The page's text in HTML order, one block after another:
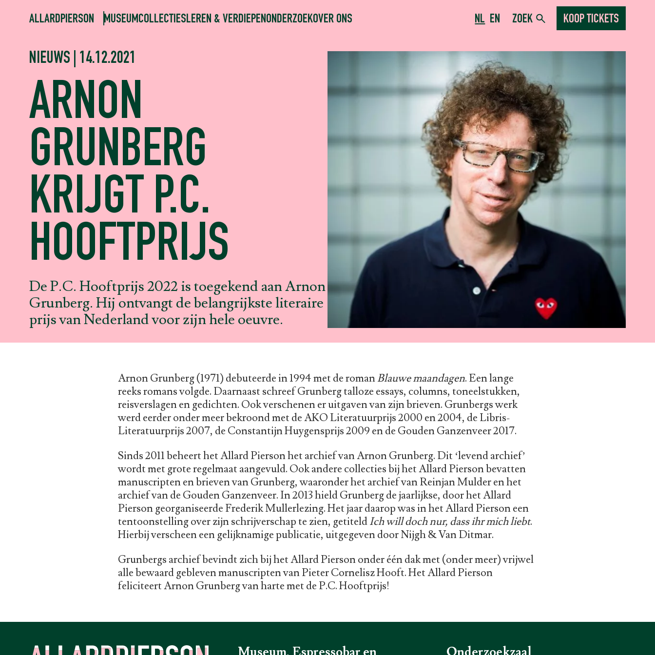
ALLARDPIERSON MUSEUMCOLLECTIESLEREN & VERDIEPENONDERZOEKOVER ONS NL EN ZOEK KOOP TICKETS
NIEUWS | 14.12.2021
ARNON
GRUNBERG
KRIJGT P.C.
HOOFTPRIJS
De P.C. Hooftprijs 2022 is toegekend aan Arnon
Grunberg. Hij ontvangt de belangrijkste literaire
prijs van Nederland voor zijn hele oeuvre.
Arnon Grunberg (1971) debuteerde in 1994 met de romanBlauwe maandagen. Een lange
reeks romans volgde. Daarnaast schreef Grunberg talloze essays, columns, toneelstukken,
reisverslagen en gedichten. Ook verschenen er uitgaven van zijn brieven. Grunbergs werk
werd eerder onder meer bekroond met de AKO Literatuurprijs 2000 en 2004, de Libris-
Literatuurprijs 2007, de Constantijn Huygensprijs 2009 en de Gouden Ganzenveer 2017.
Sinds 2011 beheert het Allard Pierson het archief van Arnon Grunberg. Dit ‘levend archief’
wordt met grote regelmaat aangevuld. Ook andere collecties bij het Allard Pierson bevatten
manuscripten en brieven van Grunberg, waaronder het archief van Reinjan Mulder en het
archief van de Gouden Ganzenveer. In 2013 hield Grunberg de jaarlijkse, door het Allard
Pierson georganiseerde Frederik Mullerlezing. Het jaar daarop was in het Allard Pierson een
tentoonstelling over zijn schrijverschap te zien, getiteldIch will doch nur, dass ihr mich liebt.
Hierbij verscheen een gelijknamige publicatie, uitgegeven door Nijgh & Van Ditmar.
Grunbergs archief bevindt zich bij het Allard Pierson onder één dak met (onder meer) vrijwel
alle bewaard gebleven manuscripten van Pieter Cornelisz Hooft. Het Allard Pierson
feliciteert Arnon Grunberg van harte met de P.C. Hooftprijs!